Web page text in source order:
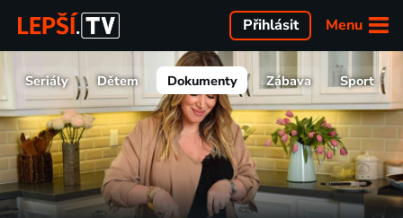
Menu
Přihlásit
Seriály Dětem Dokumenty Zábava Sport